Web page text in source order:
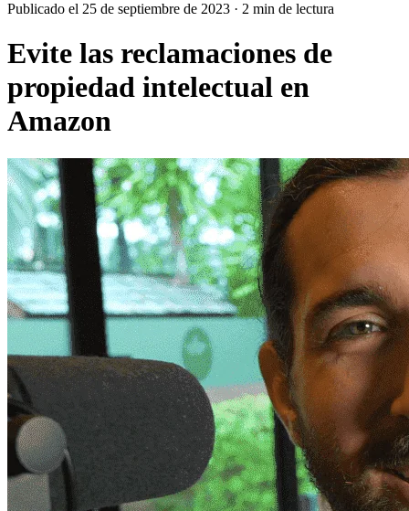
Publicado el 25 de septiembre de 2023 · 2 min de lectura
Evite las reclamaciones de
propiedad intelectual en
Amazon